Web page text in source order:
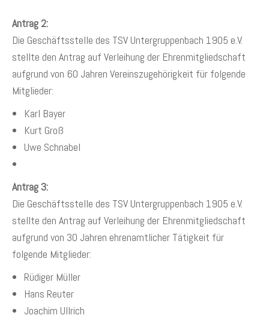
Antrag 2:
Die Geschäftsstelle des TSV Untergruppenbach 1905 e.V.
stellte den Antrag auf Verleihung der Ehrenmitgliedschaft
aufgrund von 60 Jahren Vereinszugehörigkeit für folgende
Mitglieder:
Karl Bayer
Kurt Groß
Uwe Schnabel
Antrag 3:
Die Geschäftsstelle des TSV Untergruppenbach 1905 e.V.
stellte den Antrag auf Verleihung der Ehrenmitgliedschaft
aufgrund von 30 Jahren ehrenamtlicher Tätigkeit für
folgende Mitglieder:
Rüdiger Müller
Hans Reuter
Joachim Ullrich